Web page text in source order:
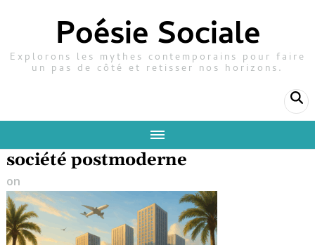
Poésie Sociale
Explorons les mythes contemporains pour faire
un pas de côté et retisser nos horizons.
société postmoderne
on